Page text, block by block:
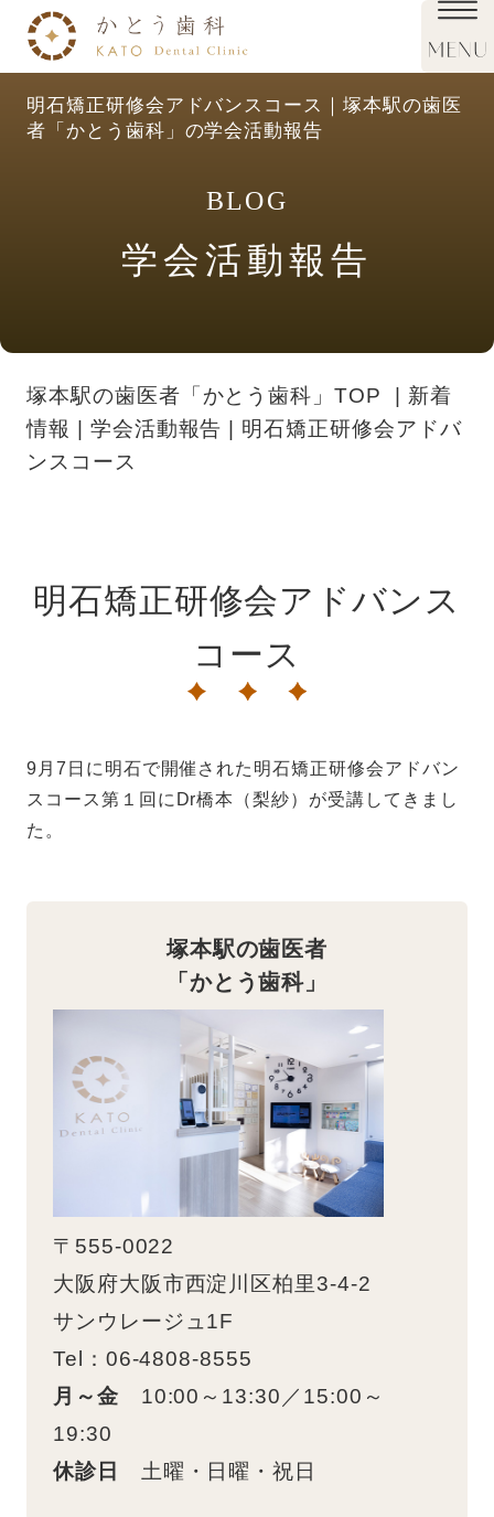
明石矯正研修会アドバンスコース｜塚本駅の歯医
者「かとう歯科」の学会活動報告
BLOG
学会活動報告
塚本駅の歯医者「かとう歯科」TOP
新着
情報
学会活動報告
明石矯正研修会アドバ
ンスコース
明石矯正研修会アドバンス
コース
9月7日に明石で開催された明石矯正研修会アドバン
スコース第１回にDr橋本（梨紗）が受講してきまし
た。
塚本駅の歯医者
「かとう歯科」
〒555-0022
大阪府大阪市西淀川区柏里3-4-2
サンウレージュ1F
Tel：06-4808-8555
月～金 10:00～13:30／15:00～
19:30
休診日
土曜・日曜・祝日